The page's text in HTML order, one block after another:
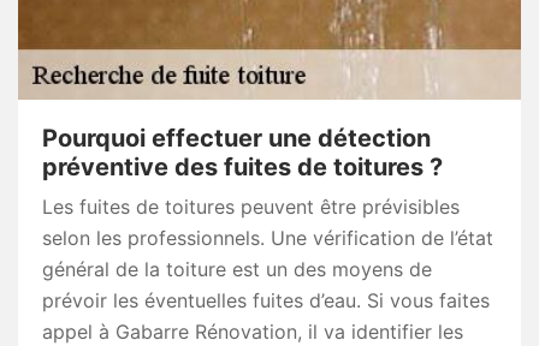
Pourquoi effectuer une détection
préventive des fuites de toitures ?
Les fuites de toitures peuvent être prévisibles
selon les professionnels. Une vérification de l’état
général de la toiture est un des moyens de
prévoir les éventuelles fuites d’eau. Si vous faites
appel à Gabarre Rénovation, il va identifier les